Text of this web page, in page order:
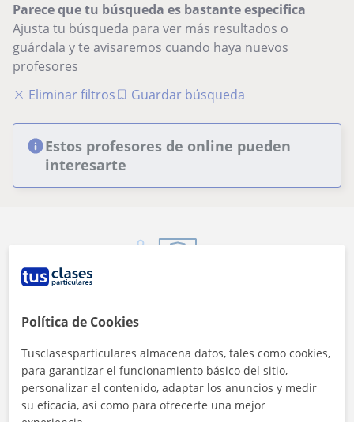
Parece que tu búsqueda es bastante especifica
Ajusta tu búsqueda para ver más resultados o
guárdala y te avisaremos cuando haya nuevos
profesores
Eliminar filtros
Guardar búsqueda
Estos profesores de online pueden
interesarte
mensajería
Política de Cookies
Tusclasesparticulares almacena datos, tales como cookies,
para garantizar el funcionamiento básico del sitio,
personalizar el contenido, adaptar los anuncios y medir
su eficacia, así como para ofrecerte una mejor